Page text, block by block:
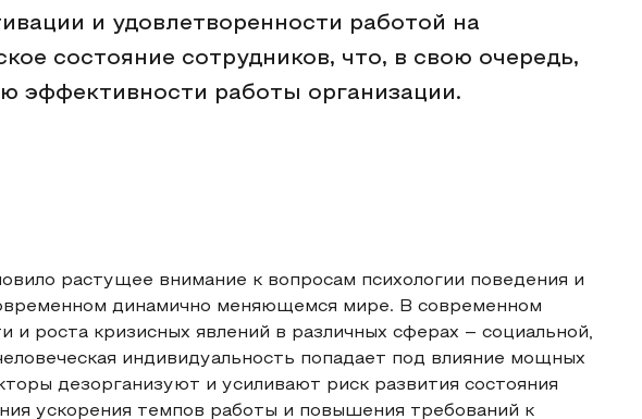
и удовлетворенности работой на
состояние сотрудников, что, в свою очередь,
эффективности работы организации.
растущее внимание к вопросам психологии поведения и
динамично меняющемся мире. В современном
и роста кризисных явлений в различных сферах – социальной,
индивидуальность попадает под влияние мощных
дезорганизуют и усиливают риск развития состояния
ускорения темпов работы и повышения требований к